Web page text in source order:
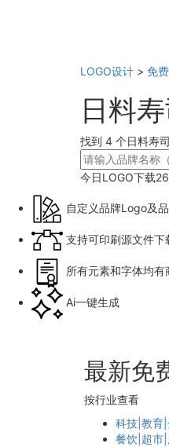
LOGO设计 > 免
日料
找到 4 个日料寿
今日LOGO下载
自定义品牌Logo及
支持可印刷源文件下
所有元素和字体均有
Ai一键生成
最新免
按行业查看
科技|教育
餐饮|超市